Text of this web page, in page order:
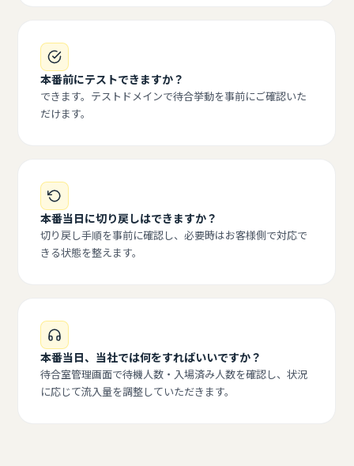
本番前にテストできますか？
できます。テストドメインで待合挙動を事前にご確認いた
だけます。
本番当日に切り戻しはできますか？
切り戻し手順を事前に確認し、必要時はお客様側で対応で
きる状態を整えます。
本番当日、当社では何をすればいいですか？
待合室管理画面で待機人数・入場済み人数を確認し、状況
に応じて流入量を調整していただきます。